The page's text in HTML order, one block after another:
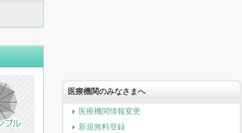
医療機関のみなさまへ
医療機関情報変更
新規無料登録